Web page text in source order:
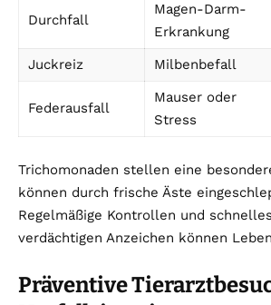
Durchfall
Magen-Darm-
Erkrankung
Juckreiz
Milbenbefall
Federausfall
Mauser oder
Stress
Trichomonaden stellen eine
können durch frische Äste
Regelmäßige Kontrollen und
verdächtigen Anzeichen können
Präventive